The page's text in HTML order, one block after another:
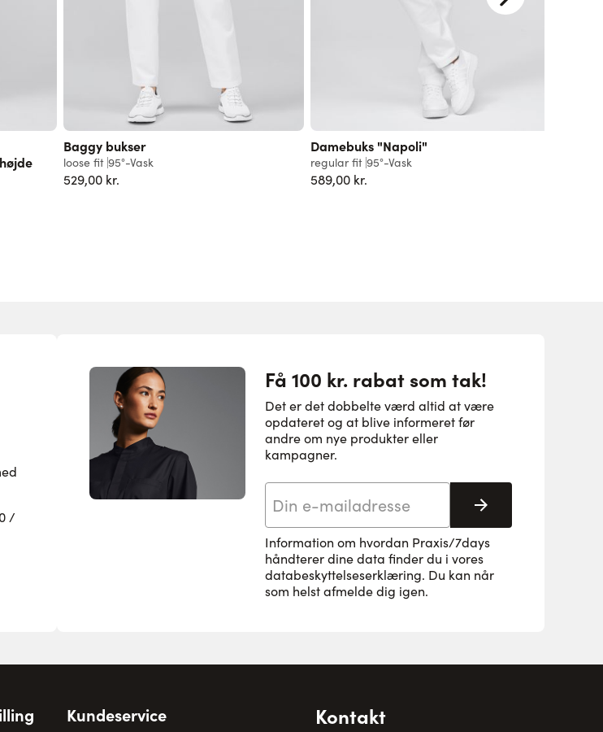
Baggy bukser
loose fit 95°-Vask
529,00 kr.
Damebuks "Napoli"
regular fit 95°-Vask
589,00 kr.
/
Få 100 kr. rabat som tak!
Det er det dobbelte værd altid at være
opdateret og at blive informeret før
andre om nye produkter eller
kampagner.
Tilmeld her
Information om hvordan Praxis/7days
håndterer dine data finder du i vores
databeskyttelseserklæring. Du kan når
som helst afmelde dig igen.
Kundeservice Kontakt